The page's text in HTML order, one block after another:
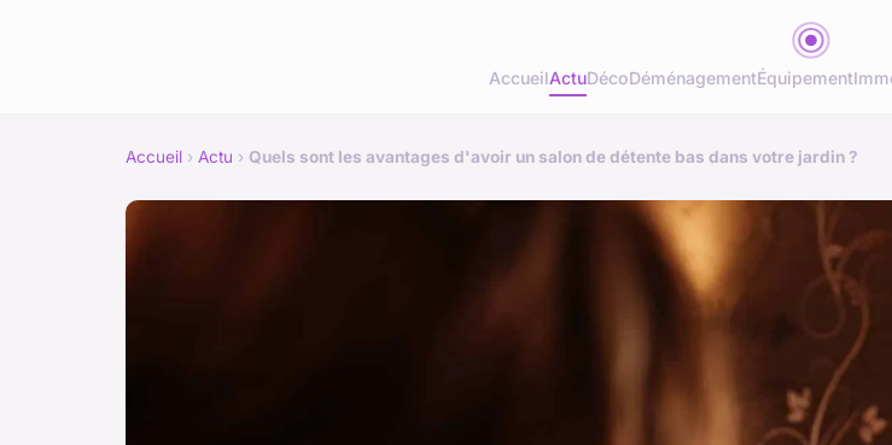
AccueilActuDécoDéménagementÉquipement
Accueil › Actu › Quels sont les avantages d'avoir un salon de détente bas dans votre jardin ?